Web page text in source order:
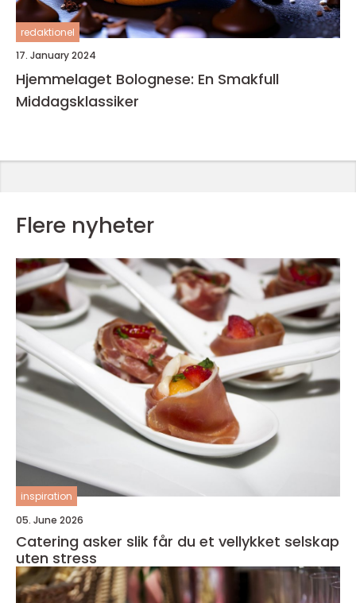
redaktionel
17. January 2024
Hjemmelaget Bolognese: En Smakfull
Middagsklassiker
Flere nyheter
inspiration
05. June 2026
Catering asker slik får du et vellykket selskap
uten stress